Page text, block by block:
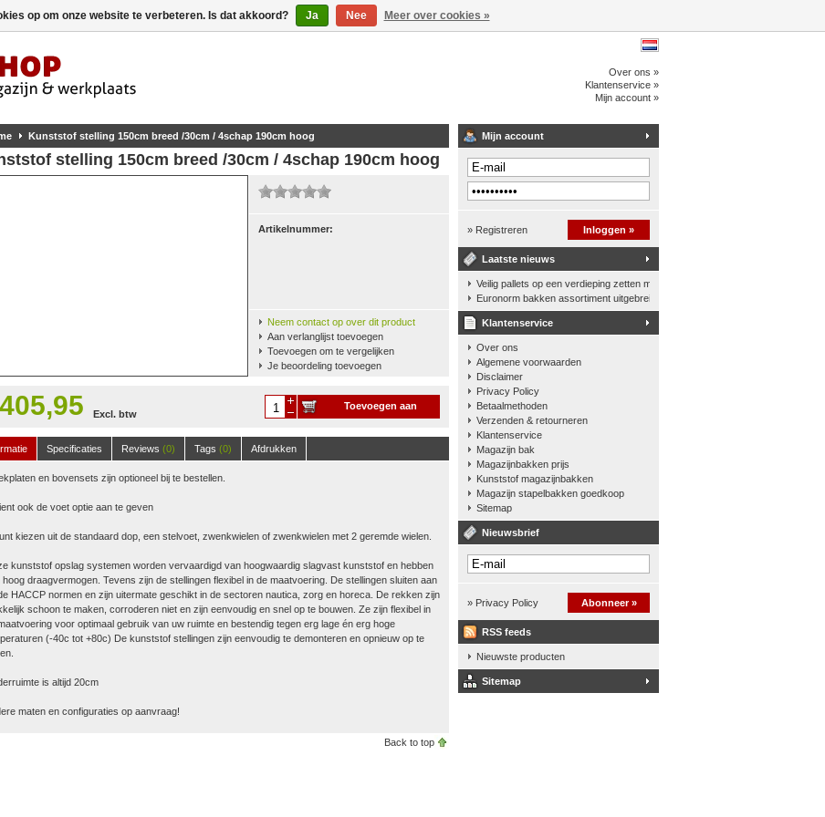
Over ons »
Klantenservice »
Mijn account »
Kunststof stelling 150cm breed /30cm / 4schap 190cm hoog
stelling 150cm breed /30cm / 4schap 190cm hoog
Artikelnummer:
Neem contact op over dit product
Aan verlanglijst toevoegen
Toevoegen om te vergelijken
Je beoordeling toevoegen
Excl. btw
Toevoegen aan
Specificaties Reviews (0) Tags (0) Afdrukken
en bovensets zijn optioneel bij te bestellen.
ook de voet optie aan te geven
kiezen uit de standaard dop, een stelvoet, zwenkwielen of zwenkwielen met 2 geremde wielen.
kunststof opslag systemen worden vervaardigd van hoogwaardig slagvast kunststof en hebben
hoog draagvermogen. Tevens zijn de stellingen flexibel in de maatvoering. De stellingen sluiten aan
HACCP normen en zijn uitermate geschikt in de sectoren nautica, zorg en horeca. De rekken zijn
schoon te maken, corroderen niet en zijn eenvoudig en snel op te bouwen. Ze zijn flexibel in
voor optimaal gebruik van uw ruimte en bestendig tegen erg lage én erg hoge
(-40c tot +80c) De kunststof stellingen zijn eenvoudig te demonteren en opnieuw op te
is altijd 20cm
maten en configuraties op aanvraag!
Back to top
Mijn account
» Registreren Inloggen »
Laatste nieuws
Veilig pallets op een verdieping zetten met een palletkantelhek
Euronorm bakken assortiment uitgebreid
Klantenservice
Over ons
Algemene voorwaarden
Disclaimer
Privacy Policy
Betaalmethoden
Verzenden & retourneren
Klantenservice
Magazijn bak
Magazijnbakken prijs
Kunststof magazijnbakken
Magazijn stapelbakken goedkoop
Sitemap
Nieuwsbrief
» Privacy Policy Abonneer »
RSS feeds
Nieuwste producten
Sitemap
op om onze website te verbeteren. Is dat akkoord? Ja Nee Meer over cookies »